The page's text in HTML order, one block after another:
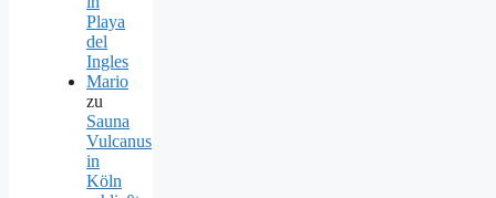
Playa
del
Ingles
Mario
zu
Sauna
Vulcanus
in
Köln